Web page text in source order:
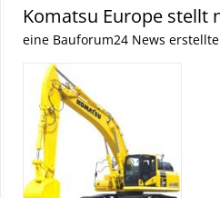
Komatsu Europe stellt
eine Bauforum24 News